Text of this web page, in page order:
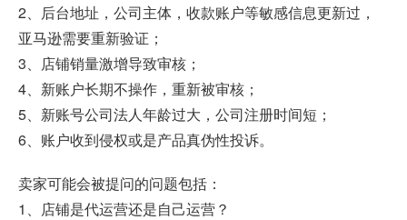
2、后台地址，公司主体，收款账户等敏感信息更新过，
亚马逊需要重新验证；
3、店铺销量激增导致审核；
4、新账户长期不操作，重新被审核；
5、新账号公司法人年龄过大，公司注册时间短；
6、账户收到侵权或是产品真伪性投诉。
卖家可能会被提问的问题包括：
1、店铺是代运营还是自己运营？